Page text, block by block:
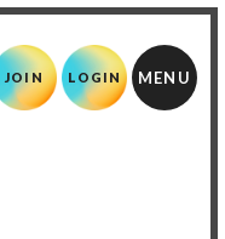
JOIN LOGIN